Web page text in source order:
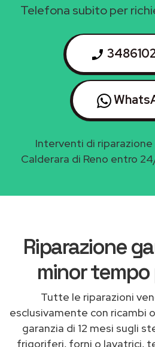
Telefona subito per
Interventi di
Calderara di Reno entro
Riparazione
minor
Tutte le riparazioni
esclusivamente con ricambi
garanzia di 12 mesi sugli
frigoriferi, forni o lavatrici,